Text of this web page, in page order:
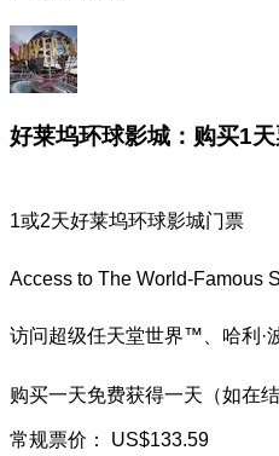
好莱坞环球影城：购买1
1或2天好莱坞环球影城门票
Access to The World-Famous
访问超级任天堂世界™、哈利·
购买一天免费获得一天（如在结
常规票价： US$133.59